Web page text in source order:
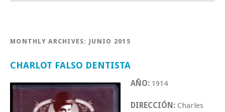
MONTHLY ARCHIVES: JUNIO 2015
CHARLOT FALSO DENTISTA
AÑO: 1914
DIRECCIÓN: Charles